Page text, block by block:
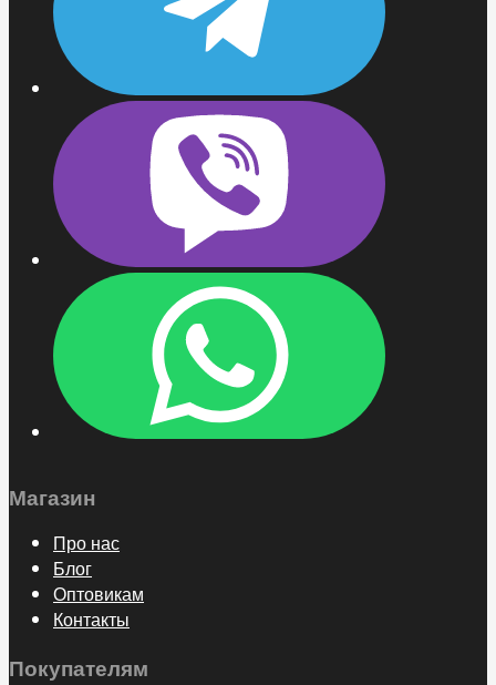
Магазин
Про нас
Блог
Оптовикам
Контакты
Покупателям